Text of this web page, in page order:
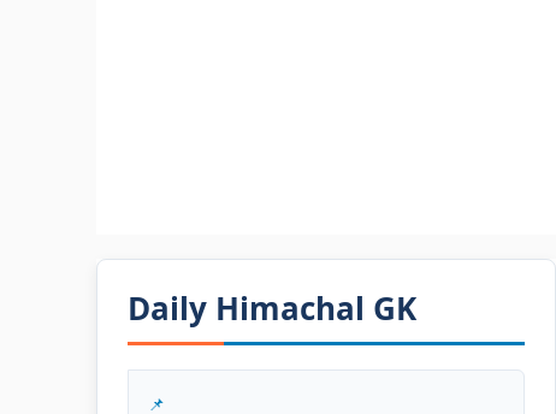
Daily Himachal GK​​